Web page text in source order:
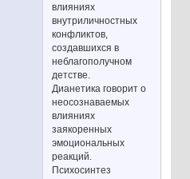
влияниях
внутриличностных
конфликтов,
создавшихся в
неблагополучном
детстве.
Дианетика говорит о
неосознаваемых
влияниях
заякоренных
эмоциональных
реакций.
Психосинтез